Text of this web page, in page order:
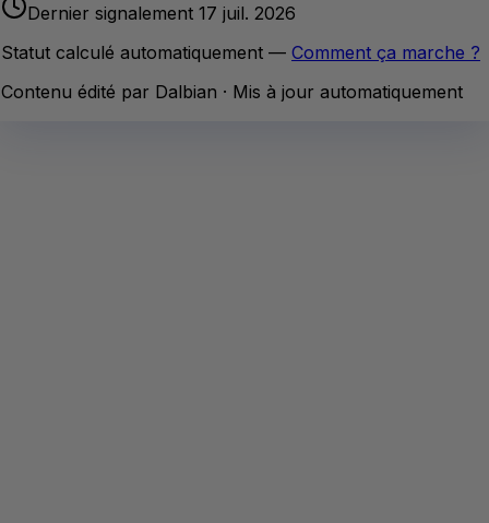
Dernier signalement 17 juil. 2026
Statut calculé automatiquement — Comment ça marche ?
Contenu édité par Dalbian · Mis à jour automatiquement